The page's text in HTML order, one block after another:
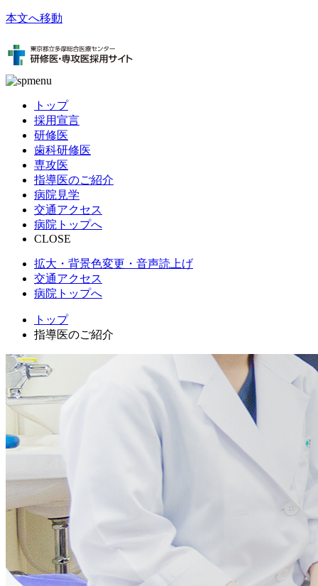
本文へ移動
トップ
採用宣言
研修医
歯科研修医
専攻医
指導医のご紹介
病院見学
交通アクセス
病院トップへ
CLOSE
拡大・背景色変更・音声読上げ
交通アクセス
病院トップへ
トップ
指導医のご紹介